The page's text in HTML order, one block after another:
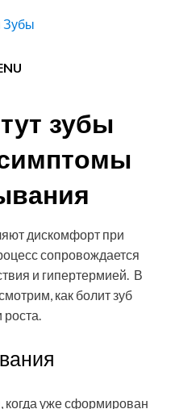
зубы
by Арзы Умерова
24.04.2016
дискомфорт при
сопровождается
и гипертермией. В
как болит зуб
когда уже сформирован